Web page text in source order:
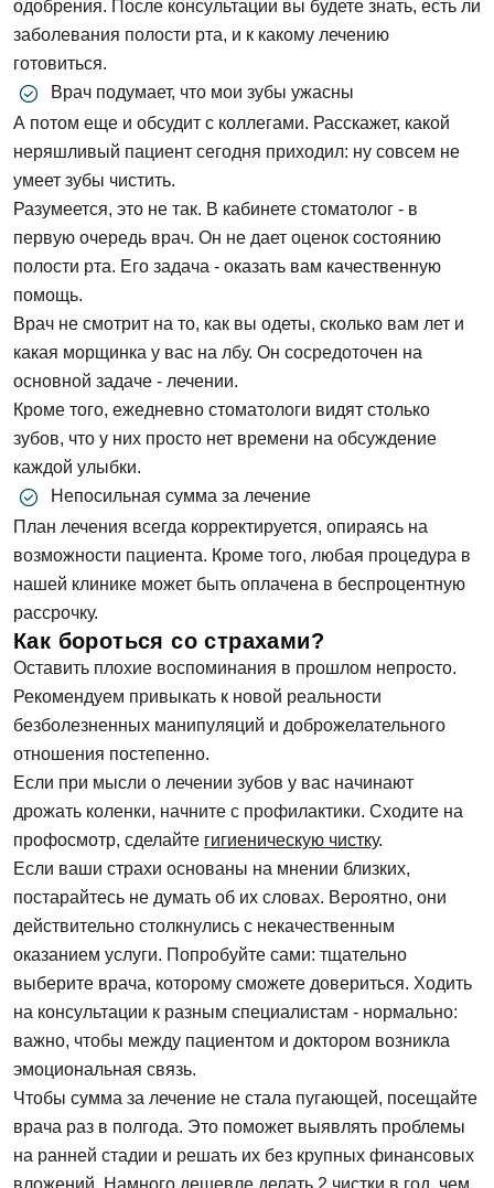
одобрения. После консультации вы будете знать, есть ли
заболевания полости рта, и к какому лечению
готовиться.
Врач подумает, что мои зубы ужасны
А потом еще и обсудит с коллегами. Расскажет, какой
неряшливый пациент сегодня приходил: ну совсем не
умеет зубы чистить.
Разумеется, это не так. В кабинете стоматолог - в
первую очередь врач. Он не дает оценок состоянию
полости рта. Его задача - оказать вам качественную
помощь.
Врач не смотрит на то, как вы одеты, сколько вам лет и
какая морщинка у вас на лбу. Он сосредоточен на
основной задаче - лечении.
Кроме того, ежедневно стоматологи видят столько
зубов, что у них просто нет времени на обсуждение
каждой улыбки.
Непосильная сумма за лечение
План лечения всегда корректируется, опираясь на
возможности пациента. Кроме того, любая процедура в
нашей клинике может быть оплачена в беспроцентную
рассрочку.
Как бороться со страхами?
Оставить плохие воспоминания в прошлом непросто.
Рекомендуем привыкать к новой реальности
безболезненных манипуляций и доброжелательного
отношения постепенно.
Если при мысли о лечении зубов у вас начинают
дрожать коленки, начните с профилактики. Сходите на
профосмотр, сделайте гигиеническую чистку.
Если ваши страхи основаны на мнении близких,
постарайтесь не думать об их словах. Вероятно, они
действительно столкнулись с некачественным
оказанием услуги. Попробуйте сами: тщательно
выберите врача, которому сможете довериться. Ходить
на консультации к разным специалистам - нормально:
важно, чтобы между пациентом и доктором возникла
эмоциональная связь.
Чтобы сумма за лечение не стала пугающей, посещайте
врача раз в полгода. Это поможет выявлять проблемы
на ранней стадии и решать их без крупных финансовых
вложений. Намного дешевле делать 2 чистки в год, чем
Запись на прием
Имя
Задать вопрос
ФИО
E-mail